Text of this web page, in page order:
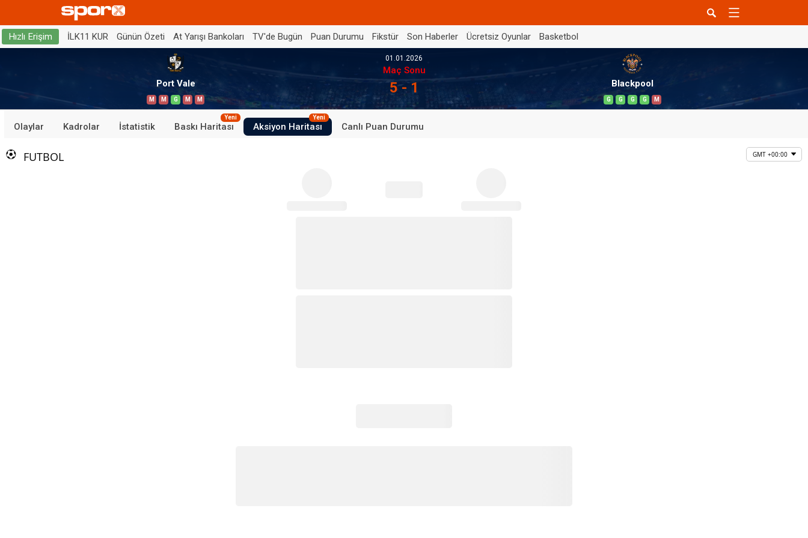
Hızlı Erişim İLK11 KUR Günün Özeti At Yarışı Bankoları TV'de Bugün Puan Durumu Fikstür Son Haberler Ücretsiz Oyunlar Basketbol
Port Vale
M M G M M
01.01.2026
Maç Sonu
5 - 1 Blackpool
G G G G M
Olaylar Kadrolar İstatistik Baskı Haritası
Yeni
Aksiyon Haritası
Yeni
Canlı Puan Durumu
FUTBOL GMT +00:00